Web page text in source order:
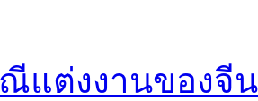
ณีแต่งงานของจีน